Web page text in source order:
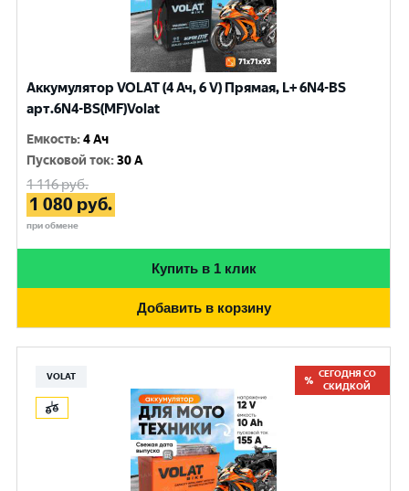
Аккумулятор VOLAT (4 Ач, 6 V) Прямая, L+ 6N4-BS
арт.6N4-BS(MF)Volat
Емкость:4 Ач
Пусковой ток:30 A
1 116руб.
1 080 руб.
при обмене
Купить в 1 клик
Добавить в корзину
VOLAT
СЕГОДНЯ СО
СКИДКОЙ